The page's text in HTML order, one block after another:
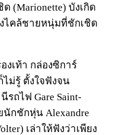
(Marionette) บังเกิด
ไคล้ชายหนุ่มที่ชักเชิด
งเท้า กล่องซิการ์
ไม่รู้ ตั้งใจฟังจน
ถไฟ Gare Saint-
นักชักหุ่น Alexandre
เล่าให้ฟังว่าเพียง